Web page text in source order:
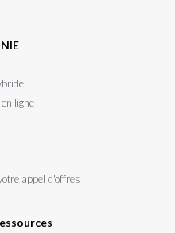
ligne
appel d'offres